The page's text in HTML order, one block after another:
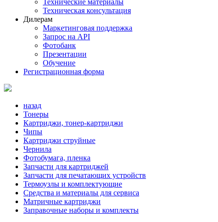
Технические материалы
Техническая консультация
Дилерам
Маркетинговая поддержка
Запрос на API
Фотобанк
Презентации
Обучение
Регистрационная форма
назад
Тонеры
Картриджи, тонер-картриджи
Чипы
Картриджи струйные
Чернила
Фотобумага, пленка
Запчасти для картриджей
Запчасти для печатающих устройств
Термоузлы и комплектующие
Средства и материалы для сервиса
Матричные картриджи
Заправочные наборы и комплекты